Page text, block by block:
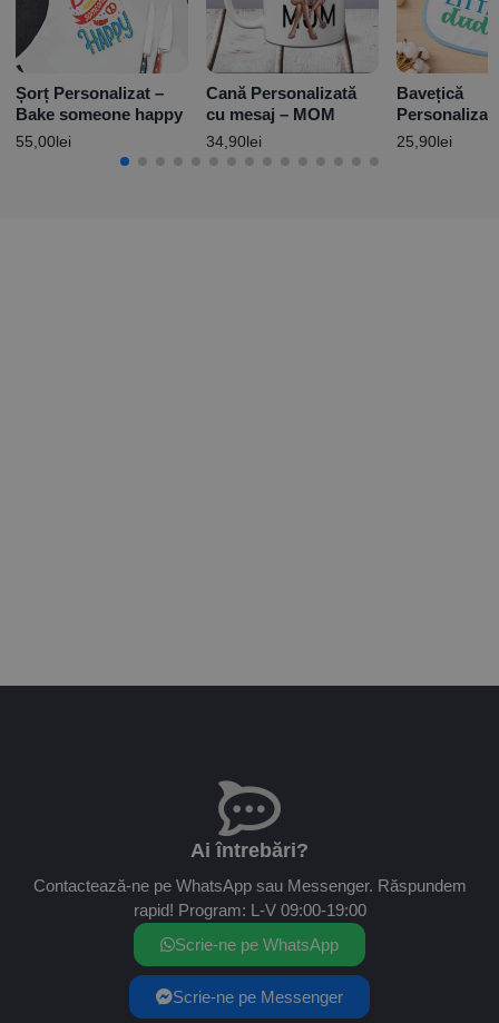
Șorț Personalizat –
Bake someone happy
55,00lei
Cană Personalizată
cu mesaj – MOM
34,90lei
Bavețică
design –
25,90lei
Ai întrebări?
Contactează-ne pe WhatsApp sau Messenger. Răspundem
rapid! Program: L-V 09:00-19:00
Scrie-ne pe WhatsApp
Scrie-ne pe Messenger